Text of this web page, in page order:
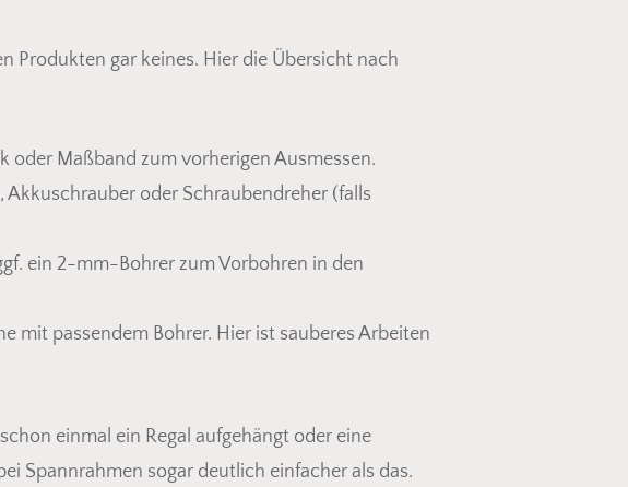
Produkten gar keines. Hier die Übersicht nach
oder Maßband zum vorherigen Ausmessen.
oder Schraubendreher (falls
ein 2-mm-Bohrer zum Vorbohren in den
mit passendem Bohrer. Hier ist sauberes Arbeiten
einmal ein Regal aufgehängt oder eine
Spannrahmen sogar deutlich einfacher als das.